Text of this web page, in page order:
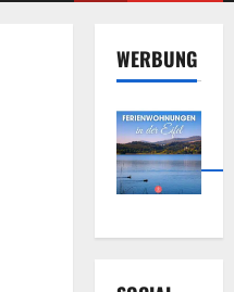
WERBUNG